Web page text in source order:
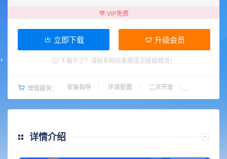
VIP免费
立即下载 升级会员
下载不了？请联系网站客服提交链接错误！
增值服务： 安装指导 环境配置 二次开发
详情介绍